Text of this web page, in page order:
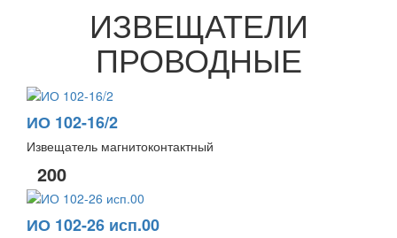
ИЗВЕЩАТЕЛИ
ПРОВОДНЫЕ
ИО 102-16/2
Извещатель магнитоконтактный
200
ИО 102-26 исп.00